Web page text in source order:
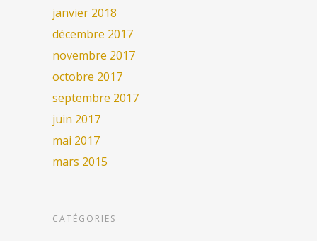
janvier 2018
décembre 2017
novembre 2017
octobre 2017
septembre 2017
juin 2017
mai 2017
mars 2015
CATÉGORIES